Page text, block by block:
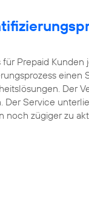
Prepaid Kunden
einen
Der
Service
noch zügiger zu